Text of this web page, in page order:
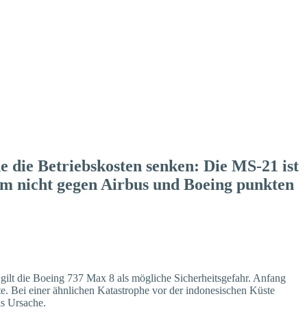
die Betriebskosten senken: Die MS-21 ist
nicht gegen Airbus und Boeing punkten
die Boeing 737 Max 8 als mögliche Sicherheitsgefahr. Anfang
Bei einer ähnlichen Katastrophe vor der indonesischen Küste
Ursache.